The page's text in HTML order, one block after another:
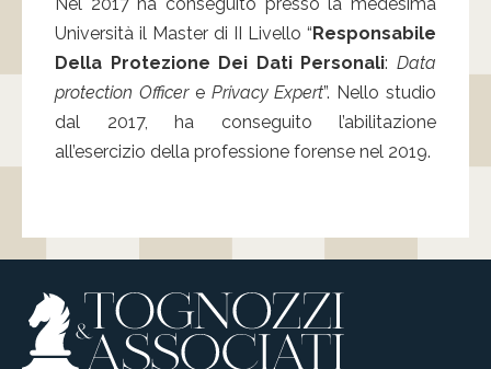
Università il Master di II Livello “ Responsabile
Della Protezione Dei Dati Personali:Data
protection Officer e Privacy Expert”. Nello studio
dal 2017, ha conseguito l’abilitazione
all’esercizio della professione forense nel 2019.